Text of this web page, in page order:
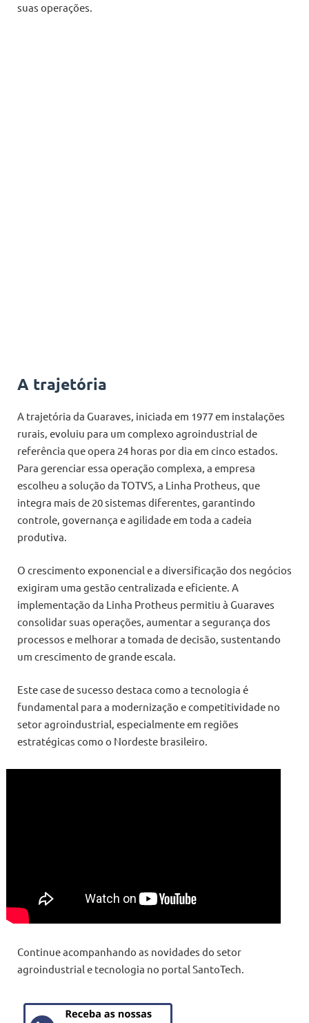
suas operações.
A trajetória
A trajetória da Guaraves, iniciada em 1977 em instalações
rurais, evoluiu para um complexo agroindustrial de
referência que opera 24 horas por dia em cinco estados.
Para gerenciar essa operação complexa, a empresa
escolheu a solução da TOTVS, a Linha Protheus, que
integra mais de 20 sistemas diferentes, garantindo
controle, governança e agilidade em toda a cadeia
produtiva.
O crescimento exponencial e a diversificação dos negócios
exigiram uma gestão centralizada e eficiente. A
implementação da Linha Protheus permitiu à Guaraves
consolidar suas operações, aumentar a segurança dos
processos e melhorar a tomada de decisão, sustentando
um crescimento de grande escala.
Este case de sucesso destaca como a tecnologia é
fundamental para a modernização e competitividade no
setor agroindustrial, especialmente em regiões
estratégicas como o Nordeste brasileiro.
Continue acompanhando as novidades do setor
agroindustrial e tecnologia no portal SantoTech.